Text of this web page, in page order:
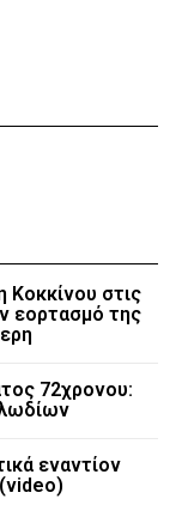
Κοκκίνου στις
εορτασμό της
72χρονου:
εναντίον